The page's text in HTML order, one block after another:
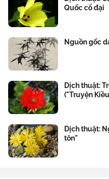
Quốc cổ đại
Nguồn gốc
Dịch thuật:
("Truyện
Dịch thuật:
tôn"